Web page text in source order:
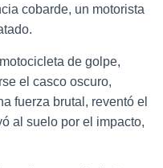
cobarde, un motorista
de golpe,
el casco oscuro,
fuerza brutal, reventó el
al suelo por el impacto,